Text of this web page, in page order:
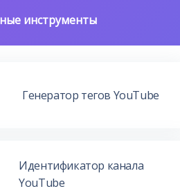
инструменты
Генератор тегов YouTube
Идентификатор канала
YouTube